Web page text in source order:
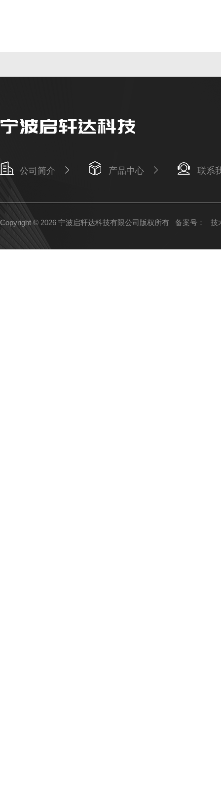
公司简介 产品中心 联系
Copyright © 2026 宁波启轩达科技有限公司版权所有 备案号： 技